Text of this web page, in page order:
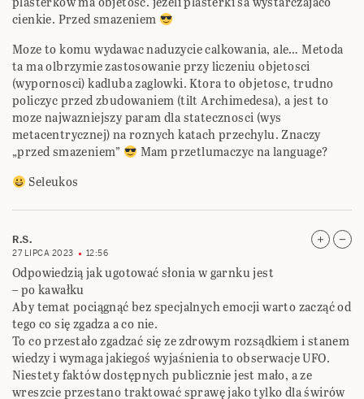
cienkie. Przed smazeniem
Moze to komu wydawac naduzycie calkowania, ale… Metoda
ta ma olbrzymie zastosowanie przy liczeniu objetosci
(wypornosci) kadluba zaglowki. Ktora to objetosc, trudno
policzyc przed zbudowaniem (tilt Archimedesa), a jest to
moze najwazniejszy param dla statecznosci (wys
metacentrycznej) na roznych katach przechylu. Znaczy
„przed smazeniem”
Mam przetlumaczyc na language?
Seleukos
R.S.
27 LIPCA 2023 12:56
Odpowiedzią jak ugotować słonia w garnku jest
– po kawałku
Aby temat pociągnąć bez specjalnych emocji warto zacząć od
tego co się zgadza a co nie.
To co przestało zgadzać się ze zdrowym rozsądkiem i stanem
wiedzy i wymaga jakiegoś wyjaśnienia to obserwacje UFO.
Niestety faktów dostępnych publicznie jest mało, a ze
wreszcie przestano traktować sprawę jako tylko dla świrów